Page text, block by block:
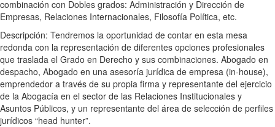
combinación con Dobles grados: Administración y Dirección de
Empresas, Relaciones Internacionales, Filosofía Política, etc.
Descripción: Tendremos la oportunidad de contar en esta mesa
redonda con la representación de diferentes opciones profesionales
que traslada el Grado en Derecho y sus combinaciones. Abogado en
despacho, Abogado en una asesoría jurídica de empresa (in-house),
emprendedor a través de su propia firma y representante del ejercicio
de la Abogacía en el sector de las Relaciones Institucionales y
Asuntos Públicos, y un representante del área de selección de perfiles
jurídicos “head hunter”.